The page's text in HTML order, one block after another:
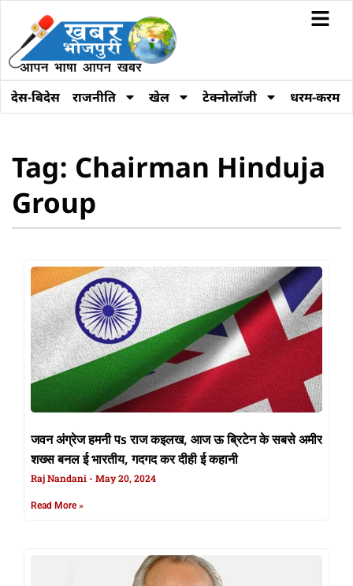
देस-बिदेस राजनीति खेल टेक्नोलॉजी धरम-करम
Tag: Chairman Hinduja
Group
जवन अंग्रेज हमनी पs राज कइलख, आज ऊ ब्रिटेन के सबसे अमीर
शख्स बनल ई भारतीय, गदगद कर दीही ई कहानी
Raj Nandani May 20, 2024
Read More »